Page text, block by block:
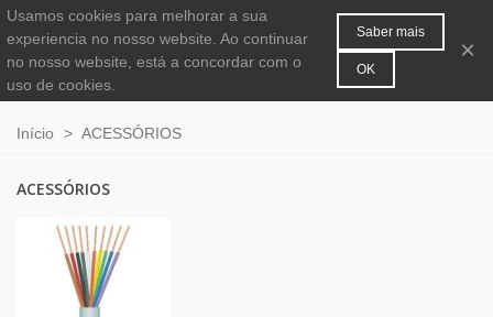
0
Início > ACESSÓRIOS
ACESSÓRIOS
Usamos cookies para melhorar a sua
experiencia no nosso website. Ao continuar
no nosso website, está a concordar com o
uso de cookies.
Saber mais
OK
×